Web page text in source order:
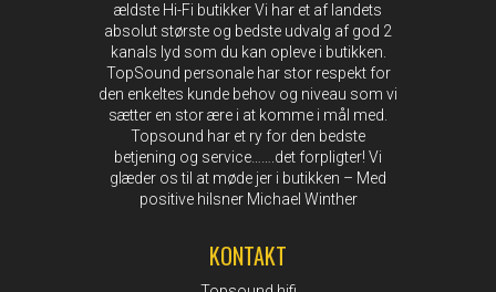
ældste Hi-Fi butikker Vi har et af landets
absolut største og bedste udvalg af god 2
kanals lyd som du kan opleve i butikken.
TopSound personale har stor respekt for
den enkeltes kunde behov og niveau som vi
sætter en stor ære i at komme i mål med.
Topsound har et ry for den bedste
betjening og service…….det forpligter! Vi
glæder os til at møde jer i butikken – Med
positive hilsner Michael Winther
KONTAKT